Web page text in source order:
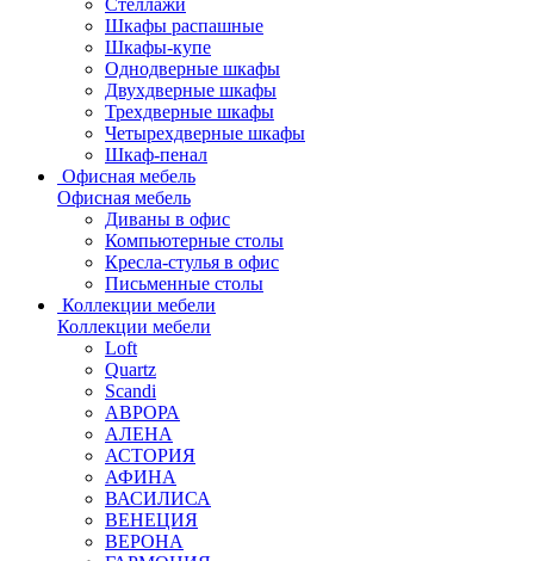
Стеллажи
Шкафы распашные
Шкафы-купе
Однодверные шкафы
Двухдверные шкафы
Трехдверные шкафы
Четырехдверные шкафы
Шкаф-пенал
Офисная мебель
Офисная мебель
Диваны в офис
Компьютерные столы
Кресла-стулья в офис
Письменные столы
Коллекции мебели
Коллекции мебели
Loft
Quartz
Scandi
АВРОРА
АЛЕНА
АСТОРИЯ
АФИНА
ВАСИЛИСА
ВЕНЕЦИЯ
ВЕРОНА